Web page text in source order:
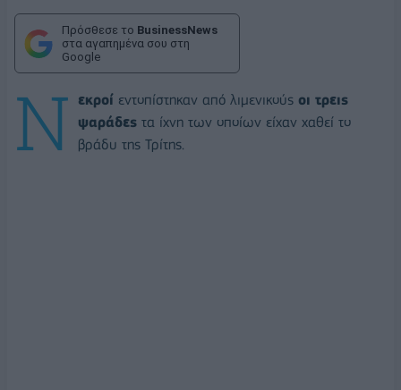
Πρόσθεσε το BusinessNews
στα αγαπημένα σου στη
Google
Ν εκροί εντοπίστηκαν από λιμενικούς οι τρεις
ψαράδες τα ίχνη των οποίων είχαν χαθεί το
βράδυ της Τρίτης.